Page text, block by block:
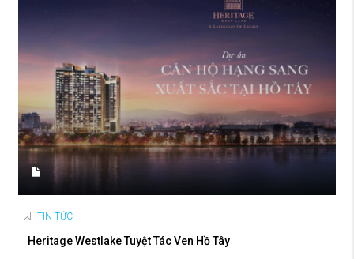
TIN TỨC
Heritage Westlake Tuyệt Tác Ven Hồ Tây